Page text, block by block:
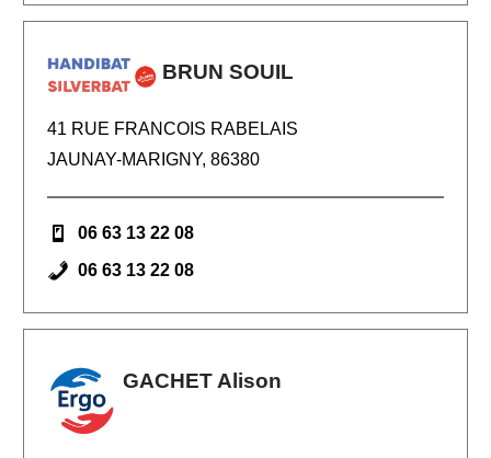
BRUN SOUIL
41 RUE FRANCOIS RABELAIS
JAUNAY-MARIGNY, 86380
06 63 13 22 08
06 63 13 22 08
GACHET Alison